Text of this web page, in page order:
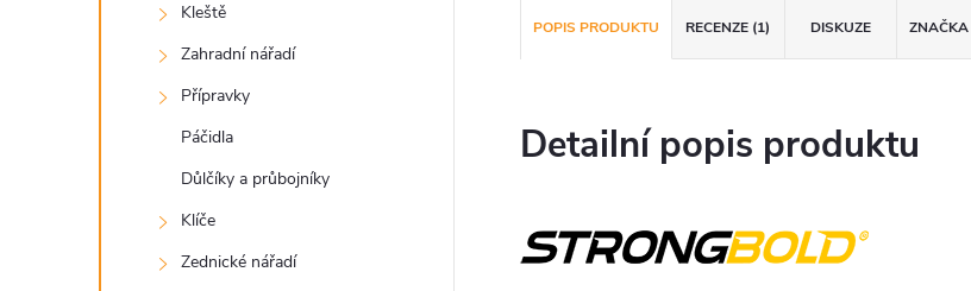
Kleště
Zahradní nářadí
Přípravky
Páčidla
Důlčíky a průbojníky
Klíče
Zednické nářadí
POPIS PRODUKTU RECENZE (1) DISKUZE ZNAČKA
Detailní popis produktu